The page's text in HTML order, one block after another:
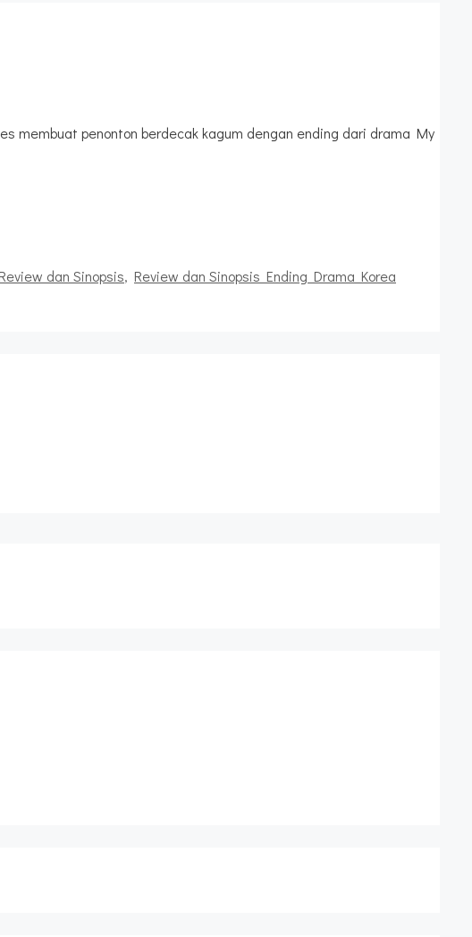
membuat penonton berdecak kagum dengan ending dari drama My
dan Sinopsis, Review dan Sinopsis Ending Drama Korea